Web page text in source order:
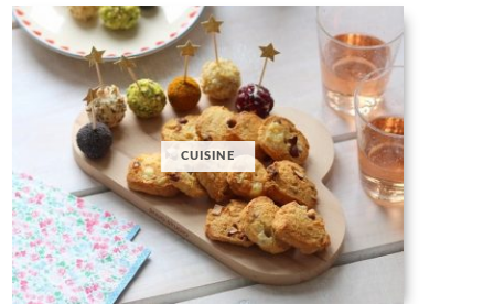
CUISINE